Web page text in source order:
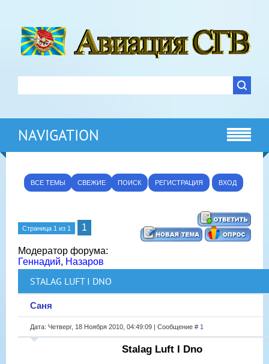
NAVIGATION
ВСЕ ТЕМЫ СВЕЖИЕ ПОИСК РЕГИСТРАЦИЯ ВХОД
Страница 1 из 1 1
Модератор форума:
Геннадий, Назаров
STALAG LUFT I DNO
Саня
Дата: Четверг, 18 Ноября 2010, 04:49:09 | Сообщение # 1
Stalag Luft I Dno